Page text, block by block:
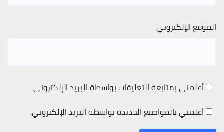
الموقع الإلكتروني
أعلمني بمتابعة التعليقات بواسطة البريد الإلكتروني.
أعلمني بالمواضيع الجديدة بواسطة البريد الإلكتروني.